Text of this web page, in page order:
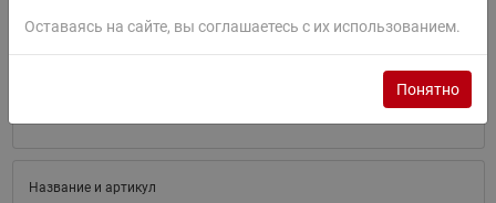
Оставаясь на сайте, вы соглашаетесь с их использованием.
Понятно